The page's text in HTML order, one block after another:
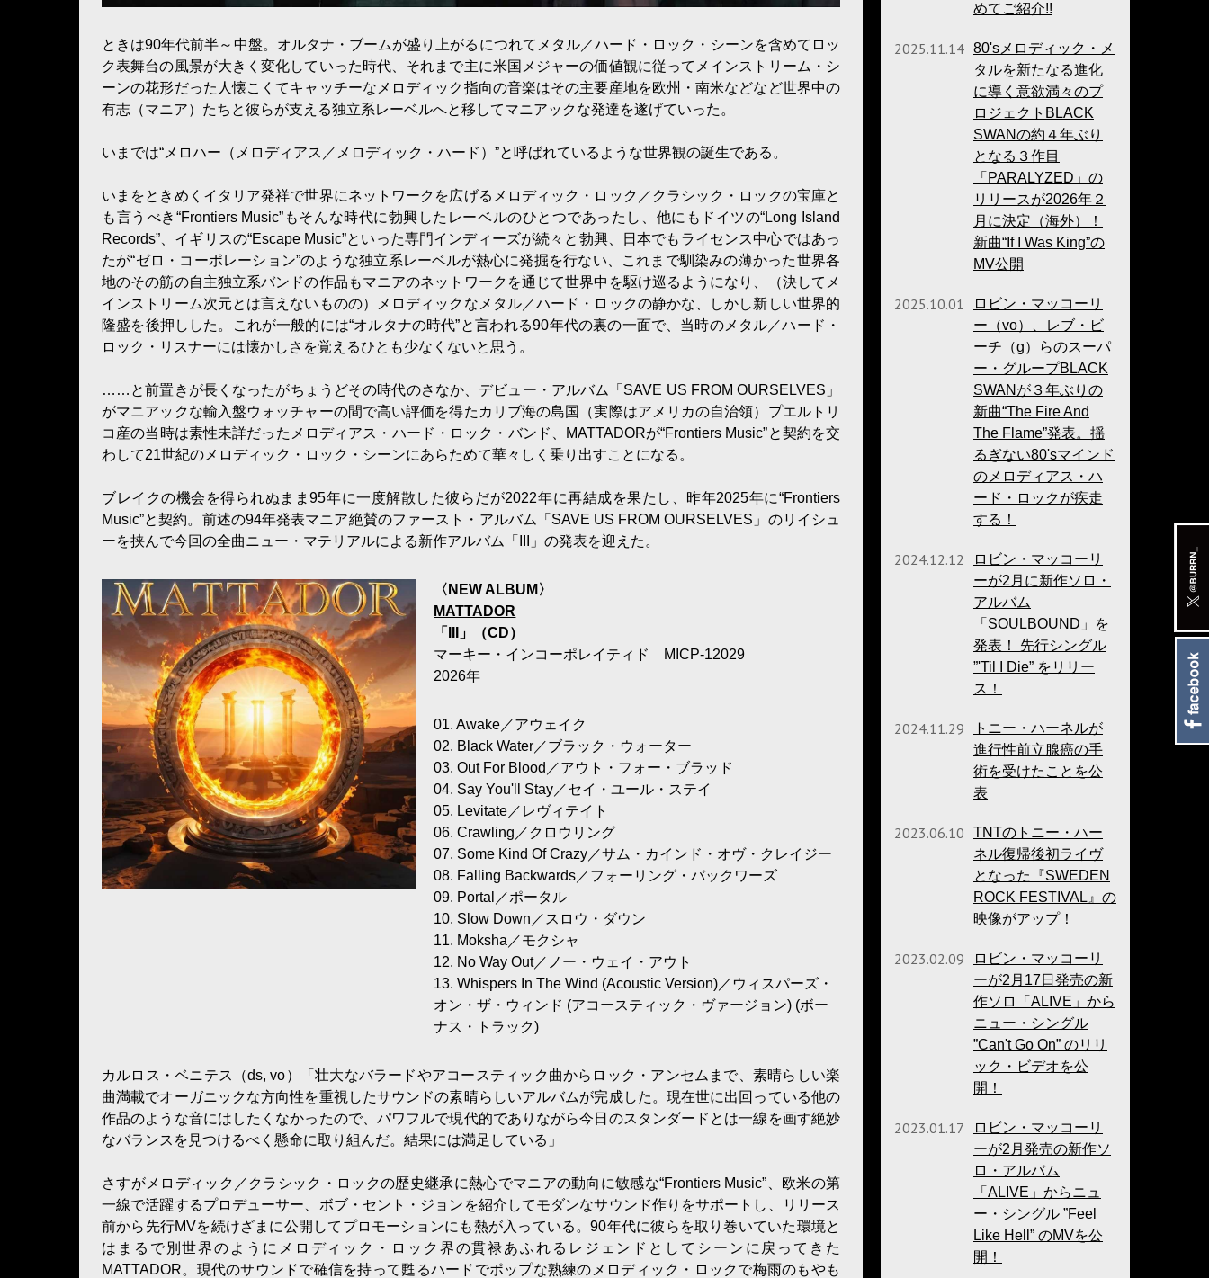
ときは90年代前半～中盤。オルタナ・ブームが盛り上がるにつれてメタル／ハード・ロック・シーンを含めてロッ
ク表舞台の風景が大きく変化していった時代、それまで主に米国メジャーの価値観に従ってメインストリーム・シ
ーンの花形だった人懐こくてキャッチーなメロディック指向の音楽はその主要産地を欧州・南米などなど世界中の
有志（マニア）たちと彼らが支える独立系レーベルへと移してマニアックな発達を遂げていった。
いまでは“メロハー（メロディアス／メロディック・ハード）”と呼ばれているような世界観の誕生である。
いまをときめくイタリア発祥で世界にネットワークを広げるメロディック・ロック／クラシック・ロックの宝庫と
も言うべき“Frontiers Music”もそんな時代に勃興したレーベルのひとつであったし、他にもドイツの“Long Island
Records”、イギリスの“Escape Music”といった専門インディーズが続々と勃興、日本でもライセンス中心ではあっ
たが“ゼロ・コーポレーション”のような独立系レーベルが熱心に発掘を行ない、これまで馴染みの薄かった世界各
地のその筋の自主独立系バンドの作品もマニアのネットワークを通じて世界中を駆け巡るようになり、（決してメ
インストリーム次元とは言えないものの）メロディックなメタル／ハード・ロックの静かな、しかし新しい世界的
隆盛を後押しした。これが一般的には“オルタナの時代”と言われる90年代の裏の一面で、当時のメタル／ハード・
ロック・リスナーには懐かしさを覚えるひとも少なくないと思う。
……と前置きが長くなったがちょうどその時代のさなか、デビュー・アルバム「SAVE US FROM OURSELVES」
がマニアックな輸入盤ウォッチャーの間で高い評価を得たカリブ海の島国（実際はアメリカの自治領）プエルトリ
コ産の当時は素性未詳だったメロディアス・ハード・ロック・バンド、MATTADORが“Frontiers Music”と契約を交
わして21世紀のメロディック・ロック・シーンにあらためて華々しく乗り出すことになる。
ブレイクの機会を得られぬまま95年に一度解散した彼らだが2022年に再結成を果たし、昨年2025年に“Frontiers
Music”と契約。前述の94年発表マニア絶賛のファースト・アルバム「SAVE US FROM OURSELVES」のリイシュ
ーを挟んで今回の全曲ニュー・マテリアルによる新作アルバム「III」の発表を迎えた。
〈NEW ALBUM〉
MATTADOR
「III」（CD）
マーキー・インコーポレイティド MICP-12029
2026年
01. Awake／アウェイク
02. Black Water／ブラック・ウォーター
03. Out For Blood／アウト・フォー・ブラッド
04. Say You'll Stay／セイ・ユール・ステイ
05. Levitate／レヴィテイト
06. Crawling／クロウリング
07. Some Kind Of Crazy／サム・カインド・オヴ・クレイジー
08. Falling Backwards／フォーリング・バックワーズ
09. Portal／ポータル
10. Slow Down／スロウ・ダウン
11. Moksha／モクシャ
12. No Way Out／ノー・ウェイ・アウト
13. Whispers In The Wind (Acoustic Version)／ウィスパーズ・
オン・ザ・ウィンド (アコースティック・ヴァージョン) (ボー
ナス・トラック)
カルロス・ベニテス（ds, vo）「壮大なバラードやアコースティック曲からロック・アンセムまで、素晴らしい楽
曲満載でオーガニックな方向性を重視したサウンドの素晴らしいアルバムが完成した。現在世に出回っている他の
作品のような音にはしたくなかったので、パワフルで現代的でありながら今日のスタンダードとは一線を画す絶妙
なバランスを見つけるべく懸命に取り組んだ。結果には満足している」
さすがメロディック／クラシック・ロックの歴史継承に熱心でマニアの動向に敏感な“Frontiers Music”、欧米の第
一線で活躍するプロデューサー、ボブ・セント・ジョンを紹介してモダンなサウンド作りをサポートし、リリース
前から先行MVを続けざまに公開してプロモーションにも熱が入っている。90年代に彼らを取り巻いていた環境と
はまるで別世界のようにメロディック・ロック界の貫禄あふれるレジェンドとしてシーンに戻ってきた
MATTADOR。現代のサウンドで確信を持って甦るハードでポップな熟練のメロディック・ロックで梅雨のもやも
めてご紹介!!
2025.11.14 80'sメロディック・メ
タルを新たなる進化
に導く意欲満々のプ
ロジェクトBLACK
SWANの約４年ぶり
となる３作目
「PARALYZED」の
リリースが2026年２
月に決定（海外）！
新曲“If I Was King”の
MV公開
2025.10.01
ロビン・マッコーリ
ー（vo）、レブ・ビ
ーチ（g）らのスーパ
ー・グループBLACK
SWANが３年ぶりの
新曲“The Fire And
The Flame”発表。揺
るぎない80'sマインド
のメロディアス・ハ
ード・ロックが疾走
する！
2024.12.12
ロビン・マッコーリ
ーが2月に新作ソロ・
アルバム
「SOULBOUND」を
発表！ 先行シングル
”'Til I Die” をリリー
ス！
2024.11.29
トニー・ハーネルが
進行性前立腺癌の手
術を受けたことを公
表
2023.06.10
TNTのトニー・ハー
ネル復帰後初ライヴ
となった『SWEDEN
ROCK FESTIVAL』の
映像がアップ！
2023.02.09
ロビン・マッコーリ
ーが2月17日発売の新
作ソロ「ALIVE」から
ニュー・シングル
”Can't Go On” のリリ
ック・ビデオを公
開！
2023.01.17
ロビン・マッコーリ
ーが2月発売の新作ソ
ロ・アルバム
「ALIVE」からニュ
ー・シングル ”Feel
Like Hell” のMVを公
開！